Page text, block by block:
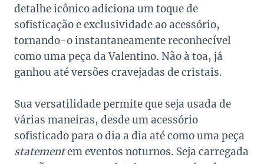
detalhe icônico adiciona um toque de
sofisticação e exclusividade ao acessório,
tornando-o instantaneamente reconhecível
como uma peça da Valentino. Não à toa, já
ganhou até versões cravejadas de cristais.
Sua versatilidade permite que seja usada de
várias maneiras, desde um acessório
sofisticado para o dia a dia até como uma peça
statementem eventos noturnos. Seja carregada